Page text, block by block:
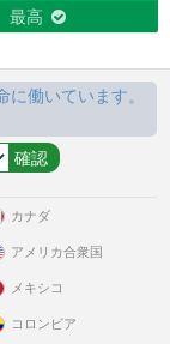
最高
働いています。
カナダ
アメリカ合衆国
メキシコ
コロンビア